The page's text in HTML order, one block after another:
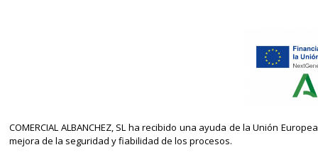
COMERCIAL ALBANCHEZ, SL ha recibido una ayuda de la Unión
mejora de la seguridad y fiabilidad de los procesos.